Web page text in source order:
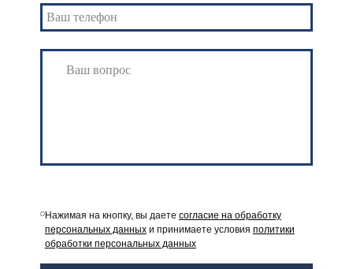
Нажимая на кнопку, вы даете согласие на обработку
персональных данныхи принимаете условия политики
обработки персональных данных